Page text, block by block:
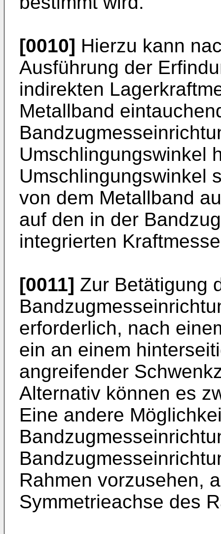
[0010] Hierzu kann
Ausführung der
indirekten
Metallband
Umschlingungswinkel
Umschlingungswinkel
von dem Metallband
auf den in der
integrierten
[0011] Zur Betätigung
erforderlich, nach
ein an einem
angreifender
Alternativ können es
Eine andere
Rahmen vorzusehen,
Symmetrieachse des